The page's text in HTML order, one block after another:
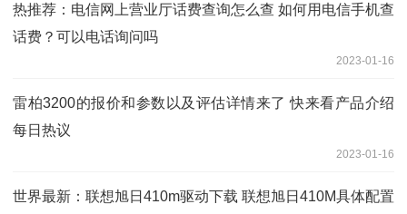
热推荐：电信网上营业厅话费查询怎么查 如何用电信手机查
话费？可以电话询问吗
2023-01-16
雷柏3200的报价和参数以及评估详情来了 快来看产品介绍
每日热议
2023-01-16
世界最新：联想旭日410m驱动下载 联想旭日410M具体配置